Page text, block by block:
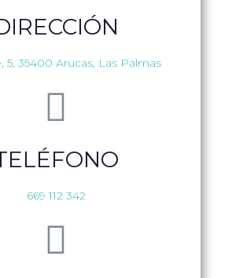
5, 35400 Arucas, Las Palmas
669 112 342